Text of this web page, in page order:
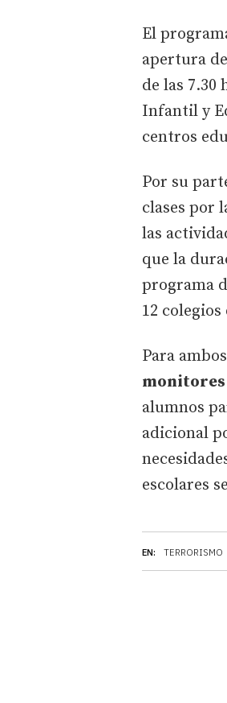
EN: TERRORISMO
El
apertura
de las 7.30
Infantil y
centros
Por su
clases por
las
que la
programa
12
Para
monitores
alumnos
adicional
escolares